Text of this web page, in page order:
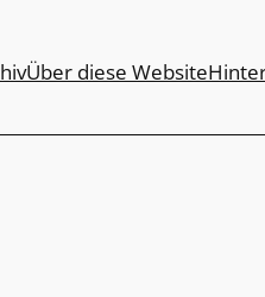
Über diese Website